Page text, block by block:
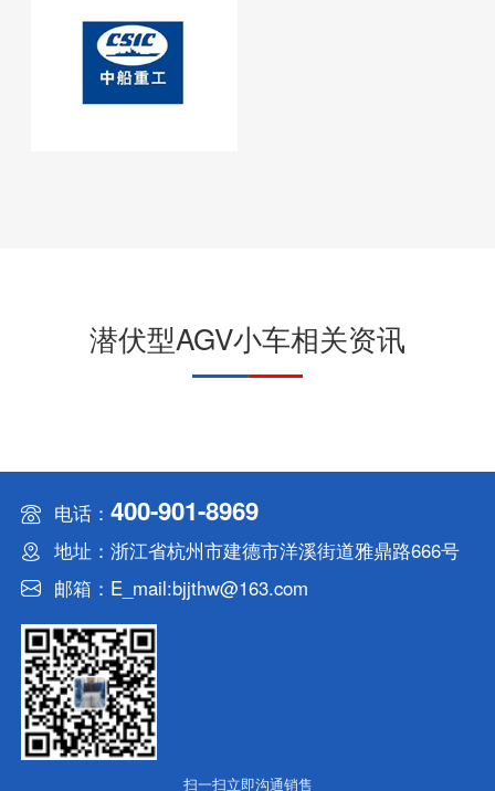
潜伏型AGV小车相关资讯
电话： 400-901-8969
地址：浙江省杭州市建德市洋溪街道雅鼎路666号
邮箱：E_mail:bjjthw@163.com
扫一扫立即沟通销售